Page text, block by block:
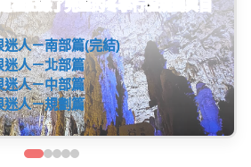
遊記
日遊、環球影城任天堂世界等詳細
中...)